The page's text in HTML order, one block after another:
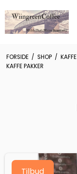
FORSIDE / SHOP / KAFFE
KAFFE PAKKER
Tilbud